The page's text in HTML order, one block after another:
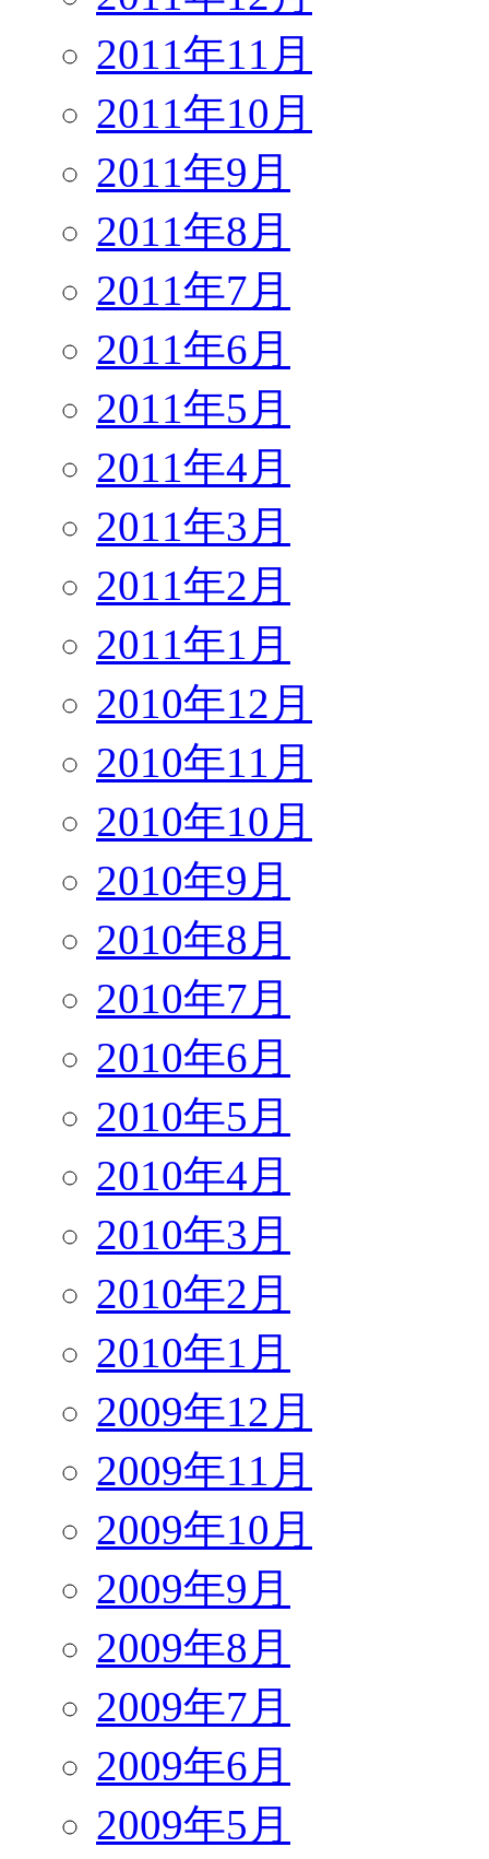
2011年11月
2011年10月
2011年9月
2011年8月
2011年7月
2011年6月
2011年5月
2011年4月
2011年3月
2011年2月
2011年1月
2010年12月
2010年11月
2010年10月
2010年9月
2010年8月
2010年7月
2010年6月
2010年5月
2010年4月
2010年3月
2010年2月
2010年1月
2009年12月
2009年11月
2009年10月
2009年9月
2009年8月
2009年7月
2009年6月
2009年5月